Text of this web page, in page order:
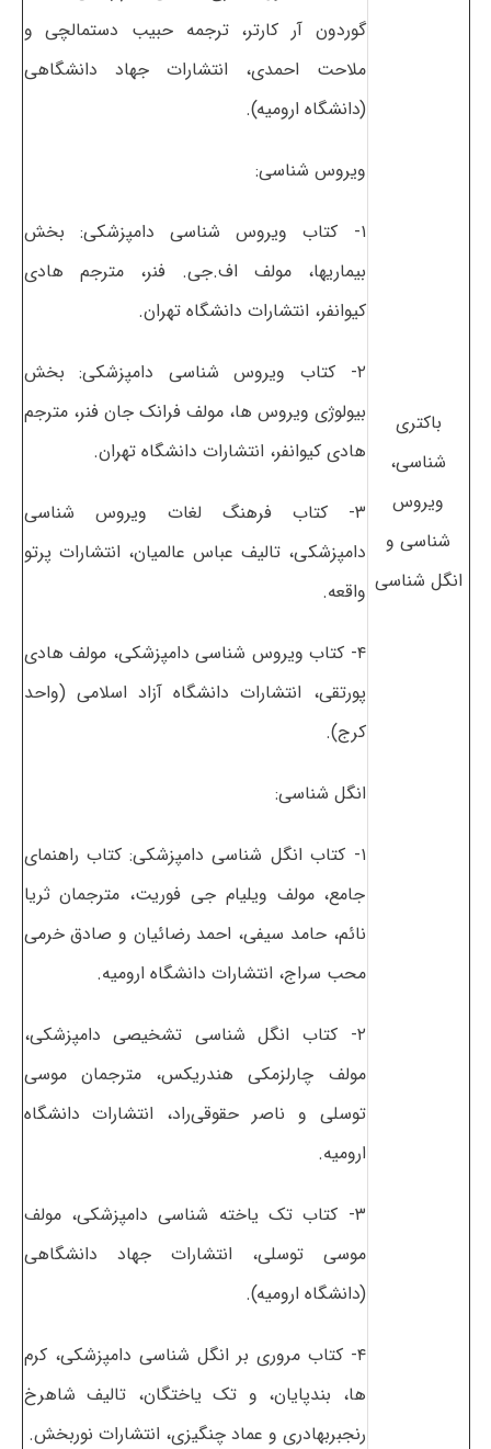
باکتری
شناسی،
ویروس
شناسی و
انگل شناسی
گوردون آر کارتر، ترجمه حبیب دستمالچی و
ملاحت احمدی، انتشارات جهاد دانشگاهی
(دانشگاه ارومیه).
ویروس شناسی:
۱- کتاب ویروس شناسی دامپزشکی: بخش
بیماریها، مولف اف.جی. فنر، مترجم هادی
کیوانفر، انتشارات دانشگاه تهران.
۲- کتاب ویروس شناسی دامپزشکی: بخش
بیولوژی ویروس ها، مولف فرانک جان فنر، مترجم
هادی کیوانفر، انتشارات دانشگاه تهران.
۳- کتاب فرهنگ لغات ویروس شناسی
دامپزشکی، تالیف عباس عالمیان، انتشارات پرتو
واقعه.
۴- کتاب ویروس شناسی دامپزشکی، مولف هادی
پورتقی، انتشارات دانشگاه آزاد اسلامی (واحد
کرج).
انگل شناسی:
۱- کتاب انگل شناسی دامپزشکی: کتاب راهنمای
جامع، مولف ویلیام جی فوریت، مترجمان ثریا
نائم، حامد سیفی، احمد رضائیان و صادق خرمی
محب سراج، انتشارات دانشگاه ارومیه.
۲- کتاب انگل شناسی تشخیصی دامپزشکی،
مولف چارلزمکی هندریکس، مترجمان موسی
توسلی و ناصر حقوقی‌راد، انتشارات دانشگاه
ارومیه.
۳- کتاب تک یاخته شناسی دامپزشکی، مولف
موسی توسلی، انتشارات جهاد دانشگاهی
(دانشگاه ارومیه).
۴- کتاب مروری بر انگل شناسی دامپزشکی، کرم
ها، بندپایان، و تک یاختگان، تالیف شاهرخ
رنجبربهادری و عماد چنگیزی، انتشارات نوربخش.